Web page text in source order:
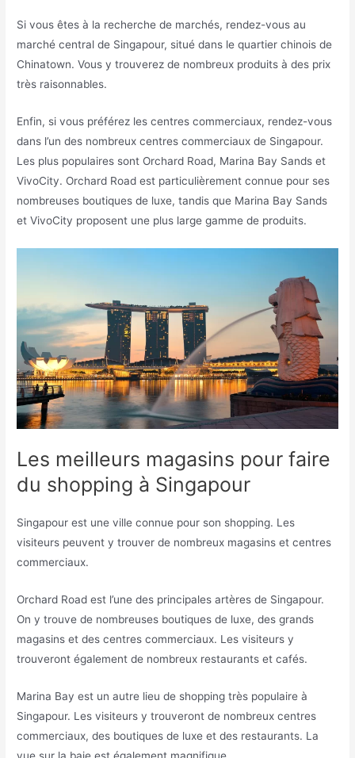
Si vous êtes à la recherche de marchés, rendez-vous au
marché central de Singapour, situé dans le quartier chinois de
Chinatown. Vous y trouverez de nombreux produits à des prix
très raisonnables.
Enfin, si vous préférez les centres commerciaux, rendez-vous
dans l’un des nombreux centres commerciaux de Singapour.
Les plus populaires sont Orchard Road, Marina Bay Sands et
VivoCity. Orchard Road est particulièrement connue pour ses
nombreuses boutiques de luxe, tandis que Marina Bay Sands
et VivoCity proposent une plus large gamme de produits.
Les meilleurs magasins pour faire
du shopping à Singapour
Singapour est une ville connue pour son shopping. Les
visiteurs peuvent y trouver de nombreux magasins et centres
commerciaux.
Orchard Road est l’une des principales artères de Singapour.
On y trouve de nombreuses boutiques de luxe, des grands
magasins et des centres commerciaux. Les visiteurs y
trouveront également de nombreux restaurants et cafés.
Marina Bay est un autre lieu de shopping très populaire à
Singapour. Les visiteurs y trouveront de nombreux centres
commerciaux, des boutiques de luxe et des restaurants. La